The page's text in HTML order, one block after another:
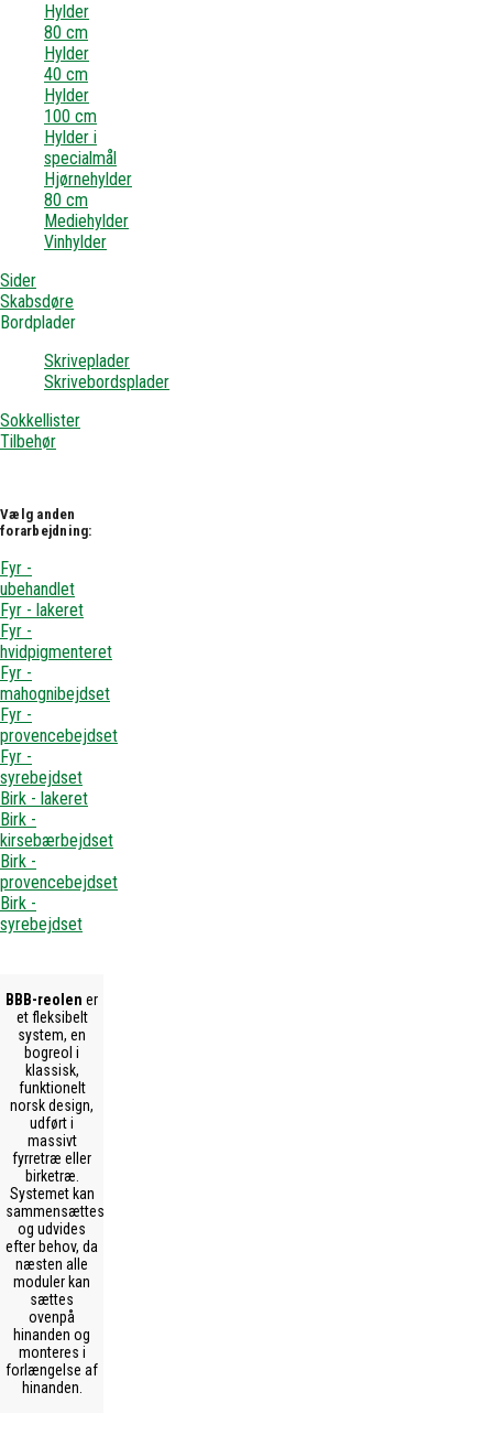
Hylder
80 cm
Hylder
40 cm
Hylder
100 cm
Hylder i
specialmål
Hjørnehylder
80 cm
Mediehylder
Vinhylder
Sider
Skabsdøre
Bordplader
Skriveplader
Skrivebordsplader
Sokkellister
Tilbehør
Vælg anden
forarbejdning:
Fyr -
ubehandlet
Fyr - lakeret
Fyr -
hvidpigmenteret
Fyr -
mahognibejdset
Fyr -
provencebejdset
Fyr -
syrebejdset
Birk - lakeret
Birk -
kirsebærbejdset
Birk -
provencebejdset
Birk -
syrebejdset
BBB-reolen er
et fleksibelt
system, en
bogreol i
klassisk,
funktionelt
norsk design,
udført i
massivt
fyrretræ eller
birketræ.
Systemet kan
sammensættes
og udvides
efter behov, da
næsten alle
moduler kan
sættes
ovenpå
hinanden og
monteres i
forlængelse af
hinanden.